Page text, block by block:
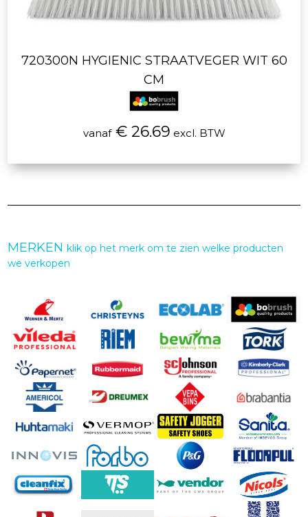
720300N HYGIENIC STRAATVEGER WIT 60
CM
vanaf€ 26.69 excl. BTW
MERKENklik op het merk om te zien welke producten
we verkopen